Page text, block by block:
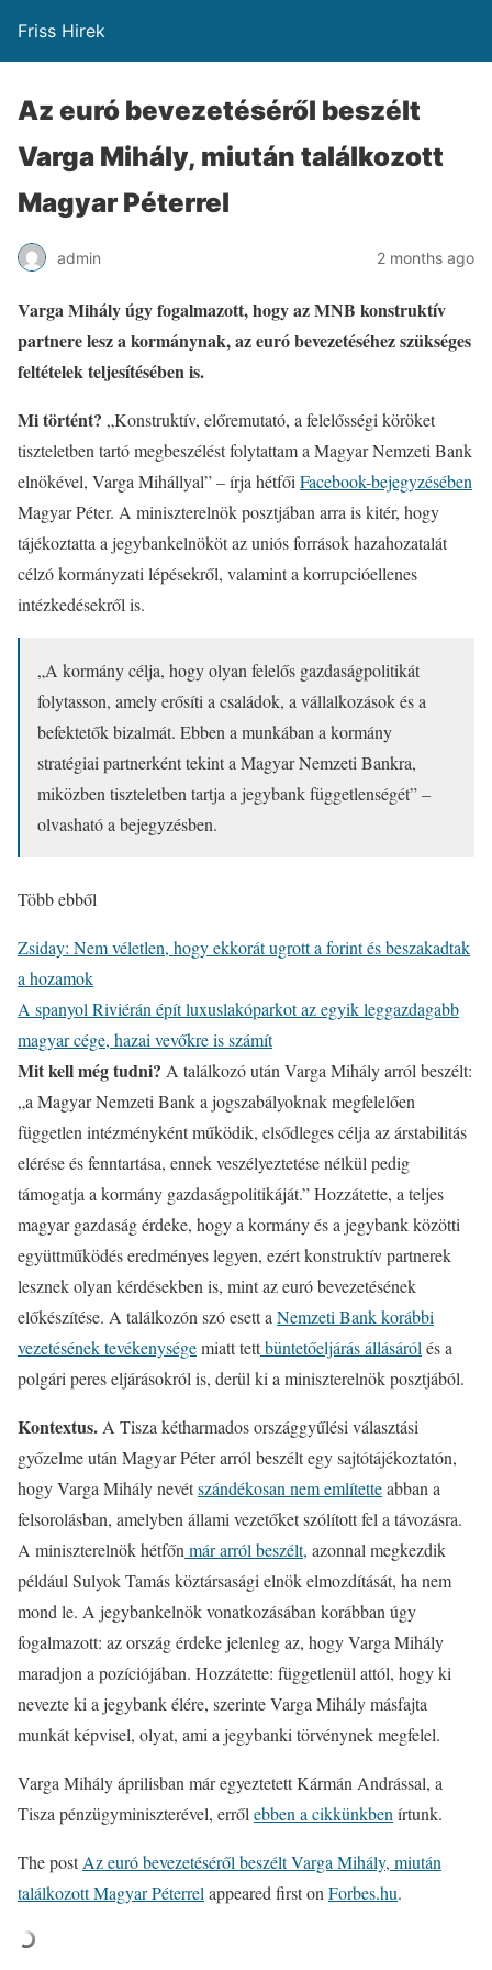
Friss Hirek
Az euró bevezetéséről beszélt
Varga Mihály, miután találkozott
Magyar Péterrel
admin 2 months ago
Varga Mihály úgy fogalmazott, hogy az MNB konstruktív
partnere lesz a kormánynak, az euró bevezetéséhez szükséges
feltételek teljesítésében is.
Mi történt? „Konstruktív, előremutató, a felelősségi köröket
tiszteletben tartó megbeszélést folytattam a Magyar Nemzeti Bank
elnökével, Varga Mihállyal” – írja hétfői Facebook-bejegyzésében
Magyar Péter. A miniszterelnök posztjában arra is kitér, hogy
tájékoztatta a jegybankelnököt az uniós források hazahozatalát
célzó kormányzati lépésekről, valamint a korrupcióellenes
intézkedésekről is.
„A kormány célja, hogy olyan felelős gazdaságpolitikát
folytasson, amely erősíti a családok, a vállalkozások és a
befektetők bizalmát. Ebben a munkában a kormány
stratégiai partnerként tekint a Magyar Nemzeti Bankra,
miközben tiszteletben tartja a jegybank függetlenségét” –
olvasható a bejegyzésben.
Több ebből
Zsiday: Nem véletlen, hogy ekkorát ugrott a forint és beszakadtak
a hozamok
A spanyol Riviérán épít luxuslakóparkot az egyik leggazdagabb
magyar cége, hazai vevőkre is számít
Mit kell még tudni? A találkozó után Varga Mihály arról beszélt:
„a Magyar Nemzeti Bank a jogszabályoknak megfelelően
független intézményként működik, elsődleges célja az árstabilitás
elérése és fenntartása, ennek veszélyeztetése nélkül pedig
támogatja a kormány gazdaságpolitikáját.” Hozzátette, a teljes
magyar gazdaság érdeke, hogy a kormány és a jegybank közötti
együttműködés eredményes legyen, ezért konstruktív partnerek
lesznek olyan kérdésekben is, mint az euró bevezetésének
előkészítése. A találkozón szó esett a Nemzeti Bank korábbi
vezetésének tevékenységemiatt tettbüntetőeljárás állásáról és a
polgári peres eljárásokról is, derül ki a miniszterelnök posztjából.
Kontextus. A Tisza kétharmados országgyűlési választási
győzelme után Magyar Péter arról beszélt egy sajtótájékoztatón,
hogy Varga Mihály nevétszándékosan nem említetteabban a
felsorolásban, amelyben állami vezetőket szólított fel a távozásra.
A miniszterelnök hétfőn már arról beszélt, azonnal megkezdik
például Sulyok Tamás köztársasági elnök elmozdítását, ha nem
mond le. A jegybankelnök vonatkozásában korábban úgy
fogalmazott: az ország érdeke jelenleg az, hogy Varga Mihály
maradjon a pozíciójában. Hozzátette: függetlenül attól, hogy ki
nevezte ki a jegybank élére, szerinte Varga Mihály másfajta
munkát képvisel, olyat, ami a jegybanki törvénynek megfelel.
Varga Mihály áprilisban már egyeztetett Kármán Andrással, a
Tisza pénzügyminiszterével, erről ebben a cikkünkben írtunk.
The postAz euró bevezetéséről beszélt Varga Mihály, miután
találkozott Magyar Péterrel appeared first on Forbes.hu.